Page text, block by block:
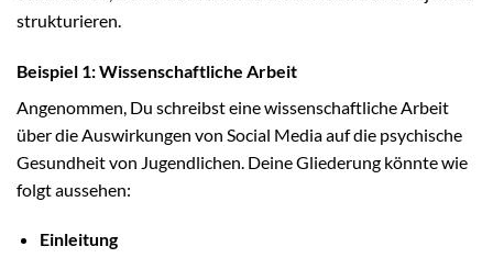
strukturieren.
Beispiel 1: Wissenschaftliche Arbeit
Angenommen, Du schreibst eine wissenschaftliche Arbeit
über die Auswirkungen von Social Media auf die psychische
Gesundheit von Jugendlichen. Deine Gliederung könnte wie
folgt aussehen:
Einleitung